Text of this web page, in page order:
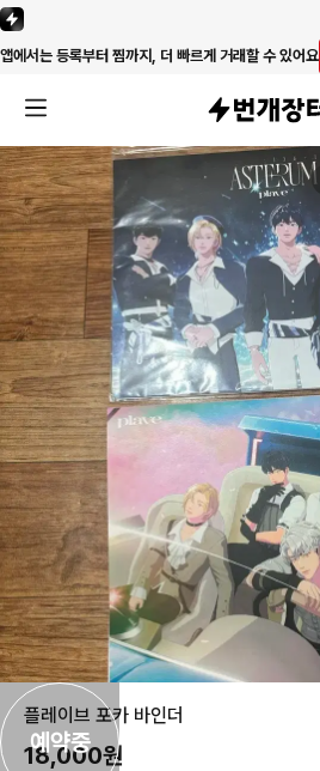
앱에서는 등록부터 찜까지, 더 빠르게 거래할 수 있어요
예약중
플레이브 포카 바인더
18,000원